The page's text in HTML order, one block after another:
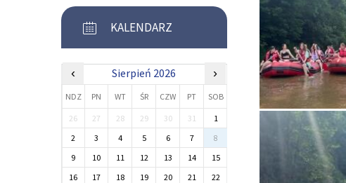
KALENDARZ
‹ Sierpień 2026 ›
NDZ PN WT ŚR CZW PT SOB
26 27 28 29 30 31
1
2
3 4 5 6 7
8
9
10 11 12 13 14
15
16
17 18 19 20 21
22